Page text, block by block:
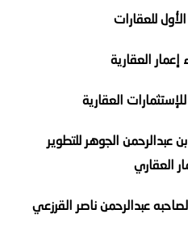
للعقارات
العقارية
العقارية
عبدالرحمن الجوهر للتطوير
العقاري
عبدالرحمن ناصر القرزعي